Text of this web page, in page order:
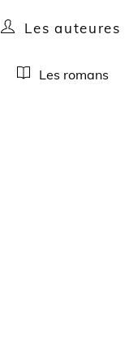
Les auteures
Les romans